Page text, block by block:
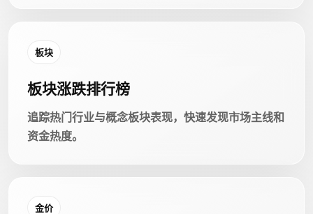
板块
板块涨跌排行榜
追踪热门行业与概念板块表现，快速发现市场主线和
资金热度。
金价